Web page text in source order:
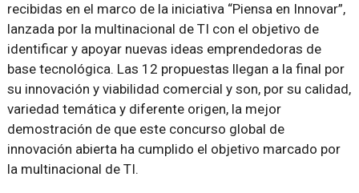
recibidas en el marco de la iniciativa “Piensa en Innovar”,
lanzada por la multinacional de TI con el objetivo de
identificar y apoyar nuevas ideas emprendedoras de
base tecnológica. Las 12 propuestas llegan a la final por
su innovación y viabilidad comercial y son, por su calidad,
variedad temática y diferente origen, la mejor
demostración de que este concurso global de
innovación abierta ha cumplido el objetivo marcado por
la multinacional de TI.